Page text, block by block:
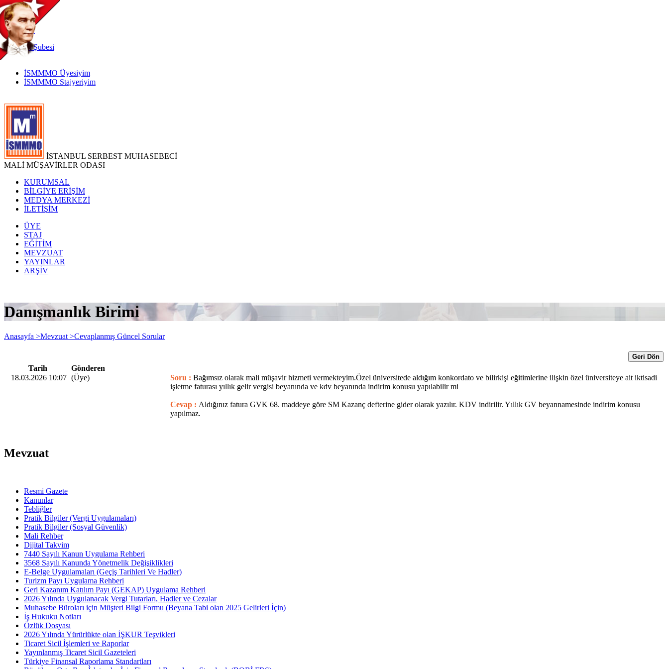
TR
|
EN
İnternetŞubesi
İSMMMO Üyesiyim
İSMMMO Stajyeriyim
İSTANBUL SERBEST MUHASEBECİ
MALİ MÜŞAVİRLER ODASI
KURUMSAL
BİLGİYE ERİŞİM
MEDYA MERKEZİ
İLETİŞİM
ÜYE
STAJ
EĞİTİM
MEVZUAT
YAYINLAR
ARŞİV
Danışmanlık Birimi
Anasayfa >Mevzuat >Cevaplanmış Güncel Sorular
Geri Dön
Tarih
Gönderen
18.03.2026 10:07 (Üye) Soru : Bağımsız olarak mali müşavir hizmeti vermekteyim.Özel üniversitede aldığım konkordato ve bilirkişi eğitimlerine ilişkin özel üniversiteye ait iktisadi
işletme faturası yıllık gelir vergisi beyanında ve kdv beyanında indirim konusu yapılabilir mi
Cevap : Aldığınız fatura GVK 68. maddeye göre SM Kazanç defterine gider olarak yazılır. KDV indirilir. Yıllık GV beyannamesinde indirim konusu
yapılmaz.
Mevzuat
Resmi Gazete
Kanunlar
Tebliğler
Pratik Bilgiler (Vergi Uygulamaları)
Pratik Bilgiler (Sosyal Güvenlik)
Mali Rehber
Dijital Takvim
7440 Sayılı Kanun Uygulama Rehberi
3568 Sayılı Kanunda Yönetmelik Değişiklikleri
E-Belge Uygulamaları (Geçiş Tarihleri Ve Hadler)
Turizm Payı Uygulama Rehberi
Geri Kazanım Katılım Payı (GEKAP) Uygulama Rehberi
2026 Yılında Uygulanacak Vergi Tutarları, Hadler ve Cezalar
Muhasebe Büroları için Müşteri Bilgi Formu (Beyana Tabi olan 2025 Gelirleri İçin)
İş Hukuku Notları
Özlük Dosyası
2026 Yılında Yürürlükte olan İŞKUR Teşvikleri
Ticaret Sicil İşlemleri ve Raporlar
Yayınlanmış Ticaret Sicil Gazeteleri
Türkiye Finansal Raporlama Standartları